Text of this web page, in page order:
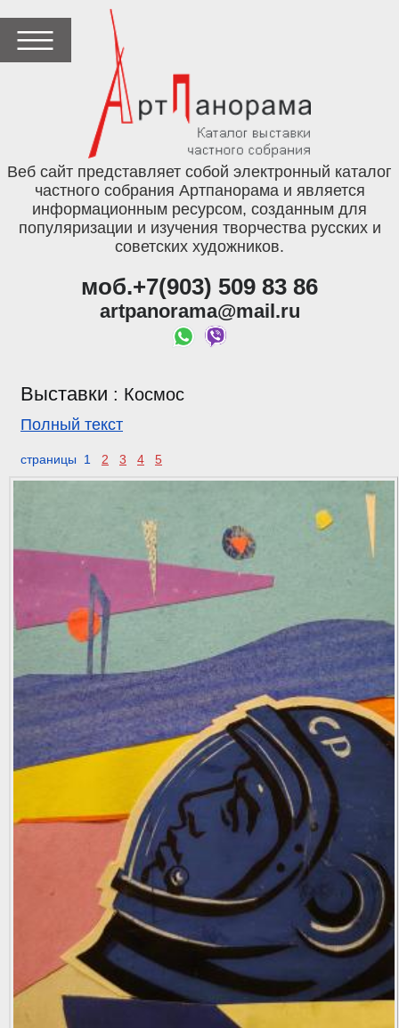
Веб сайт представляет собой электронный каталог
частного собрания Артпанорама и является
информационным ресурсом, созданным для
популяризации и изучения творчества русских и
советских художников.
моб.+7(903) 509 83 86
artpanorama@mail.ru
Выставки : Космос
Полный текст
страницы 1 2 3 4 5